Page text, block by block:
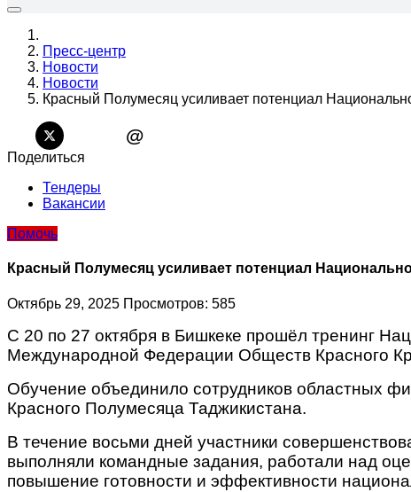
Пресс-центр
Новости
Новости
Красный Полумесяц усиливает потенциал
@
Поделиться
Тендеры
Вакансии
Помочь
Красный Полумесяц усиливает потенциал
Октябрь 29, 2025 Просмотров: 585
С 20 по 27 октября в Бишкеке прошёл тренинг
Международной Федерации Обществ Красного
Обучение объединило сотрудников областных
Красного Полумесяца Таджикистана.
В течение восьми дней участники
выполняли командные задания, работали над
повышение готовности и эффективности